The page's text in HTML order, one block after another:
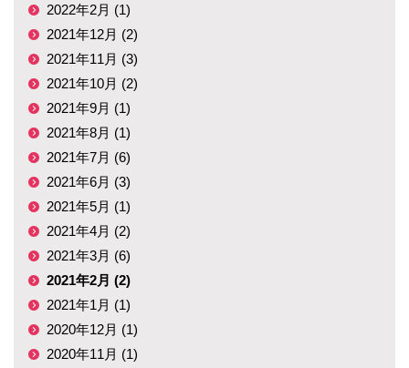
2022年2月 (1)
2021年12月 (2)
2021年11月 (3)
2021年10月 (2)
2021年9月 (1)
2021年8月 (1)
2021年7月 (6)
2021年6月 (3)
2021年5月 (1)
2021年4月 (2)
2021年3月 (6)
2021年2月 (2)
2021年1月 (1)
2020年12月 (1)
2020年11月 (1)